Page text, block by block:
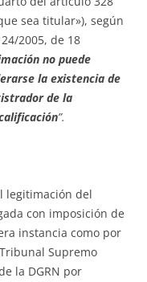
sea titular»), según
2005, de 18
no puede
la existencia de
de la
”.
legitimación del
con imposición de
instancia como por
Supremo
la DGRN por